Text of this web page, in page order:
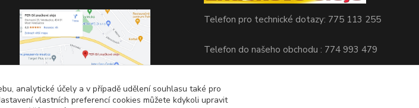
Telefon pro technické dotazy: 775 113 255
Telefon do našeho obchodu : 774 993 479
analytické účely a v případě udělení souhlasu také pro
vlastních preferencí cookies můžete kdykoli upravit